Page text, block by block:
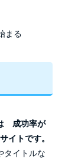
成功率が
イトです。
タイトルな